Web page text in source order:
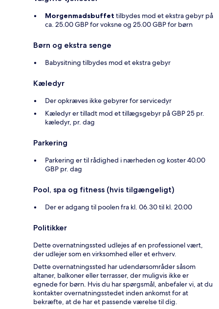
Morgenmadsbuffet tilbydes mod et ekstra gebyr på
ca. 25.00 GBP for voksne og 25.00 GBP for børn
Børn og ekstra senge
Babysitning tilbydes mod et ekstra gebyr
Kæledyr
Der opkræves ikke gebyrer for servicedyr
Kæledyr er tilladt mod et tillægsgebyr på GBP 25 pr.
kæledyr, pr. dag
Parkering
Parkering er til rådighed i nærheden og koster 40.00
GBP pr. dag
Pool, spa og fitness (hvis tilgængeligt)
Der er adgang til poolen fra kl. 06.30 til kl. 20.00
Politikker
Dette overnatningssted udlejes af en professionel vært,
der udlejer som en virksomhed eller et erhverv.
Dette overnatningssted har udendørsområder såsom
altaner, balkoner eller terrasser, der muligvis ikke er
egnede for børn. Hvis du har spørgsmål, anbefaler vi, at du
kontakter overnatningsstedet inden ankomst for at
bekræfte, at de har et passende værelse til dig.